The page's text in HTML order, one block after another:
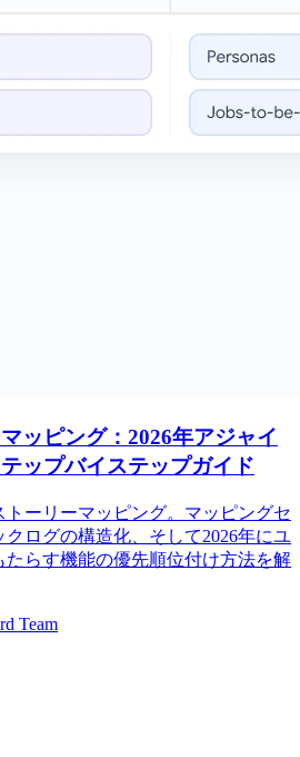
ッピング：2026年アジャイ
ップバイステップガイド
ーリーマッピング。マッピングセ
ログの構造化、そして2026年にユ
らす機能の優先順位付け方法を解
Team